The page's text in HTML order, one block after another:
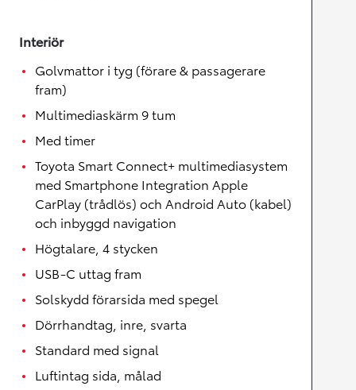
Interiör
Golvmattor i tyg (förare & passagerare
fram)
Multimediaskärm 9 tum
Med timer
Toyota Smart Connect+ multimediasystem
med Smartphone Integration Apple
CarPlay (trådlös) och Android Auto (kabel)
och inbyggd navigation
Högtalare, 4 stycken
USB-C uttag fram
Solskydd förarsida med spegel
Dörrhandtag, inre, svarta
Standard med signal
Luftintag sida, målad